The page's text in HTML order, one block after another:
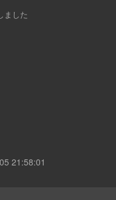
ました
21:58:01